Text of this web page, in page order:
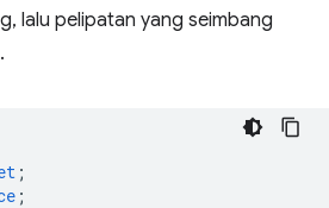
lalu pelipatan yang seimbang
;
;